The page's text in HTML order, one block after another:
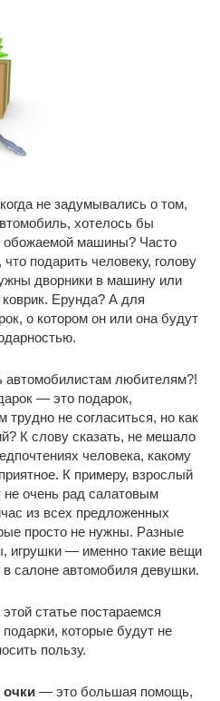
не задумывались о том,
хотелось бы
обожаемой машины? Часто
подарить человеку, голову
дворники в машину или
Ерунда? А для
о котором он или она будут
автомобилистам любителям?!
— это подарок,
не согласиться, но как
К слову сказать, не мешало
человека, какому
К примеру, взрослый
очень рад салатовым
из всех предложенных
просто не нужны. Разные
игрушки — именно такие вещи
салоне автомобиля девушки.
статье постараемся
которые будут не
пользу.
очки — это большая помощь,